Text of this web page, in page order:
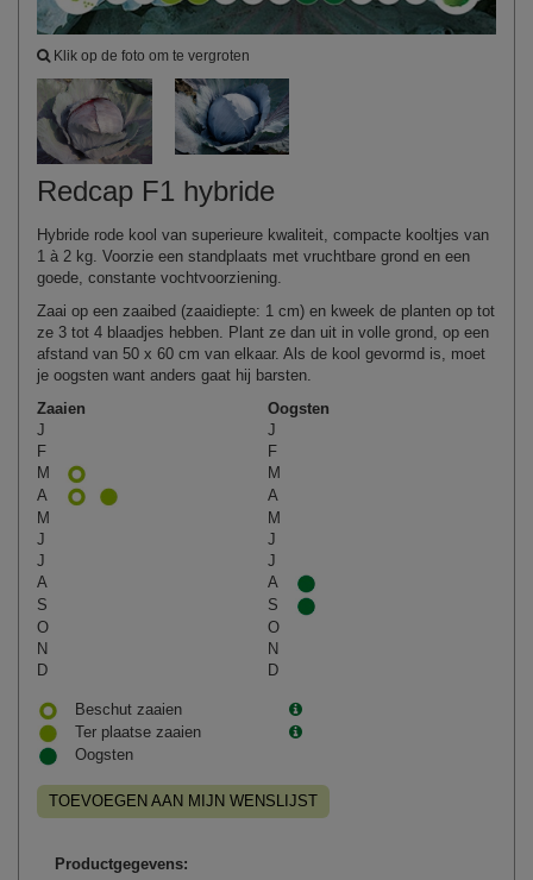
Klik op de foto om te vergroten
Redcap F1 hybride
Hybride rode kool van superieure kwaliteit, compacte kooltjes van
1 à 2 kg. Voorzie een standplaats met vruchtbare grond en een
goede, constante vochtvoorziening.
Zaai op een zaaibed (zaaidiepte: 1 cm) en kweek de planten op tot
ze 3 tot 4 blaadjes hebben. Plant ze dan uit in volle grond, op een
afstand van 50 x 60 cm van elkaar. Als de kool gevormd is, moet
je oogsten want anders gaat hij barsten.
Zaaien
Oogsten
J
J
F
F
M
M
A
A
M
M
J
J
J
J
A
A
S
S
O
O
N
N
D
D
Beschut zaaien
Ter plaatse zaaien
Oogsten
TOEVOEGEN AAN MIJN WENSLIJST
Productgegevens: